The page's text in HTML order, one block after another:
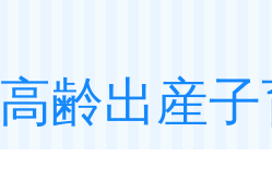
高齢出産